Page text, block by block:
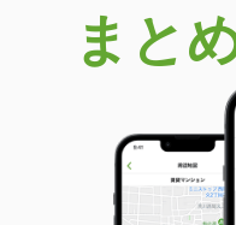
香川県丸亀市富士見町１
価 格
間取り
香川県坂出市川津町
まと